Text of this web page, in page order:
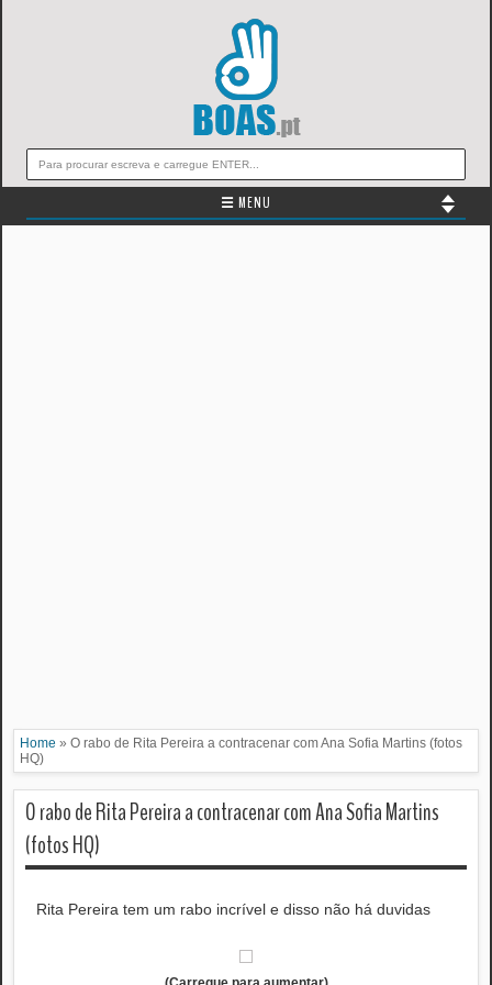
☰ MENU
Home » O rabo de Rita Pereira a contracenar com Ana Sofia Martins (fotos
HQ)
O rabo de Rita Pereira a contracenar com Ana Sofia Martins
(fotos HQ)
Rita Pereira tem um rabo incrível e disso não há duvidas